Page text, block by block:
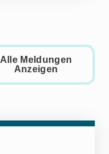
Alle Meldungen
Anzeigen